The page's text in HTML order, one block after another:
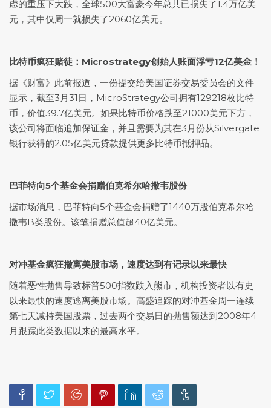
虑的重压下大跌，全球500大富豪今年总共已损失了1.4万亿美
元，其中仅周一就损失了2060亿美元。
比特币疯狂赌徒：Microstrategy创始人账面浮亏12亿美金！
据《财富》此前报道，一份提交给美国证券交易委员会的文件
显示，截至3月31日，MicroStrategy公司拥有129218枚比特
币，价值39.7亿美元。如果比特币价格跌至21000美元下方，
该公司将面临追加保证金，并且需要为其在3月份从Silvergate
银行获得的2.05亿美元贷款提供更多比特币抵押品。
巴菲特向5个基金会捐赠伯克希尔哈撒韦股份
据市场消息，巴菲特向5个基金会捐赠了1440万股伯克希尔哈
撒韦B类股份。该笔捐赠总值超40亿美元。
对冲基金疯狂撤离美股市场，速度达到有记录以来最快
随着恶性抛售导致标普500指数跌入熊市，机构投资者以有史
以来最快的速度逃离美股市场。高盛追踪的对冲基金周一连续
第七天减持美国股票，过去两个交易日的抛售额达到2008年4
月跟踪此类数据以来的最高水平。